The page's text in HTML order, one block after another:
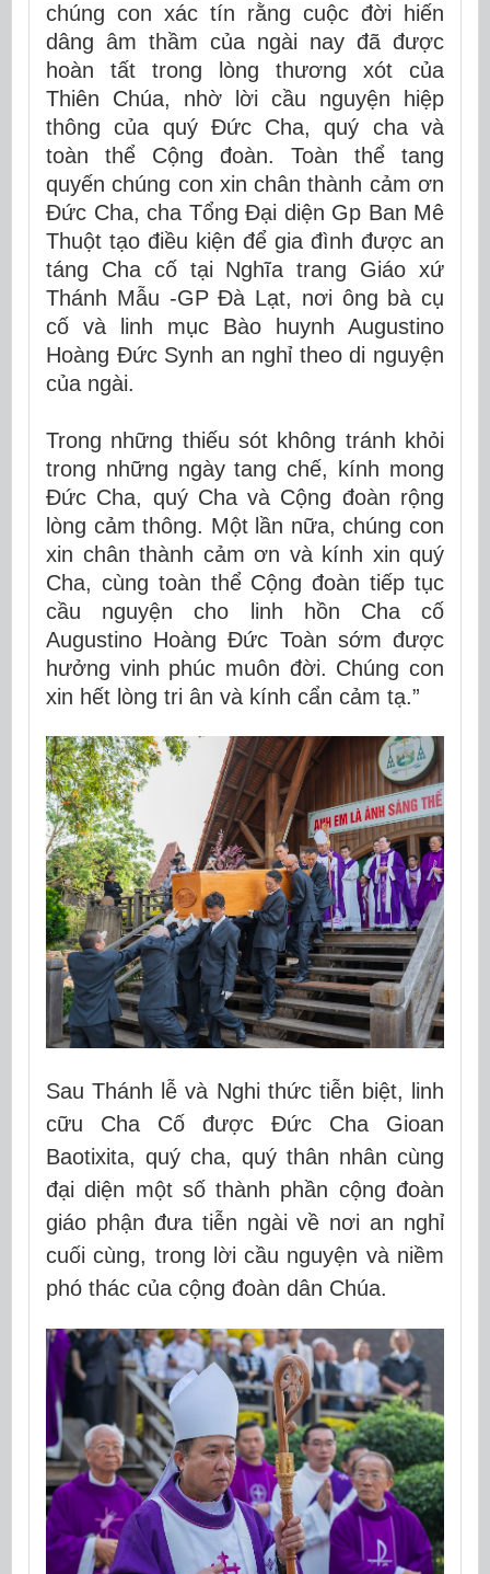
chúng con xác tín rằng cuộc đời hiến
dâng âm thầm của ngài nay đã được
hoàn tất trong lòng thương xót của
Thiên Chúa, nhờ lời cầu nguyện hiệp
thông của quý Đức Cha, quý cha và
toàn thể Cộng đoàn. Toàn thể tang
quyến chúng con xin chân thành cảm ơn
Đức Cha, cha Tổng Đại diện Gp Ban Mê
Thuột tạo điều kiện để gia đình được an
táng Cha cố tại Nghĩa trang Giáo xứ
Thánh Mẫu -GP Đà Lạt, nơi ông bà cụ
cố và linh mục Bào huynh Augustino
Hoàng Đức Synh an nghỉ theo di nguyện
của ngài.
Trong những thiếu sót không tránh khỏi
trong những ngày tang chế, kính mong
Đức Cha, quý Cha và Cộng đoàn rộng
lòng cảm thông. Một lần nữa, chúng con
xin chân thành cảm ơn và kính xin quý
Cha, cùng toàn thể Cộng đoàn tiếp tục
cầu nguyện cho linh hồn Cha cố
Augustino Hoàng Đức Toàn sớm được
hưởng vinh phúc muôn đời. Chúng con
xin hết lòng tri ân và kính cẩn cảm tạ.”
Sau Thánh lễ và Nghi thức tiễn biệt, linh
cữu Cha Cố được Đức Cha Gioan
Baotixita, quý cha, quý thân nhân cùng
đại diện một số thành phần cộng đoàn
giáo phận đưa tiễn ngài về nơi an nghỉ
cuối cùng, trong lời cầu nguyện và niềm
phó thác của cộng đoàn dân Chúa.